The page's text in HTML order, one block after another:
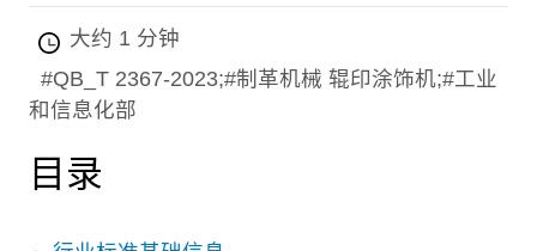
大约 1 分钟
#QB_T 2367-2023;#制革机械 辊印涂饰机;#工业
和信息化部
目录